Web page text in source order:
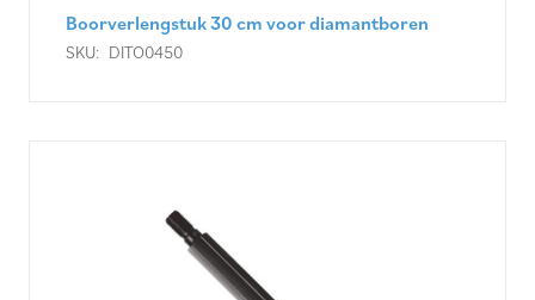
Boorverlengstuk 30 cm voor diamantboren
SKU: DITO0450